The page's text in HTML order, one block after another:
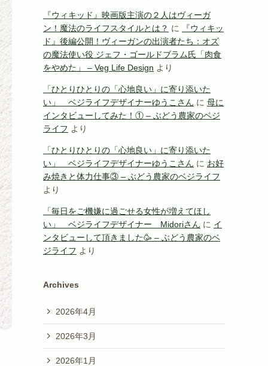
『ウィキッド』映画版主演の２人はヴィーガ
ン！魔法のライフスタイルとは？ に
『ウィキッ
ド』後編公開！ヴィーガンの出演者たち：オズ
の魔法使い役 ジェフ・ゴールドブラム氏「肉食
をやめた」 – Veg Life Design より
「ひとりひとりの「心地良い」に寄り添いた
い」 ベジライフデザイナーゆうこさん に 母に
インタビューしてみた！① – ぶどう農家のベジ
ライフ より
「ひとりひとりの「心地良い」に寄り添いた
い」 ベジライフデザイナーゆうこさん に お好
み焼きと体力仕事③ – ぶどう農家のベジライフ
より
「毎日をご機嫌に過ごせる女性が増えてほし
い」 ベジライフデザイナー Midoriさん に イ
ンタビューして頂きました🥳 – ぶどう農家のベ
ジライフ より
Archives
2026年4月
2026年3月
2026年1月